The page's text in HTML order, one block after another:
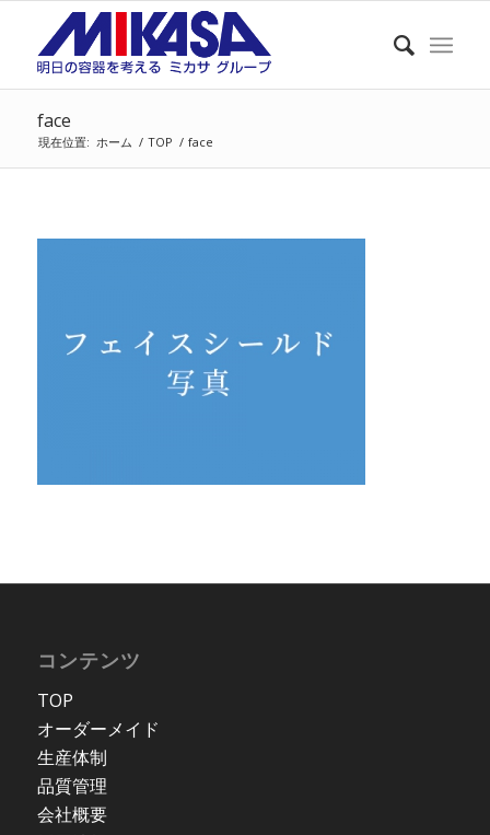
face
現在位置: ホーム / TOP / face
コンテンツ
TOP
オーダーメイド
生産体制
品質管理
会社概要